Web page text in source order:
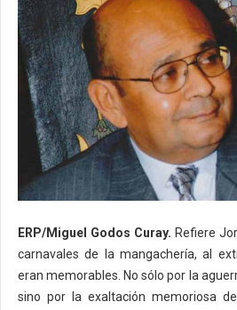
ERP/Miguel Godos Curay. Refiere
carnavales de la mangachería, al
eran memorables. No sólo por la
sino por la exaltación memoriosa